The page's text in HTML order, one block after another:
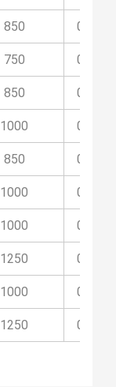
850
750
850
1000
850
1000
1000
1250
1000
1250